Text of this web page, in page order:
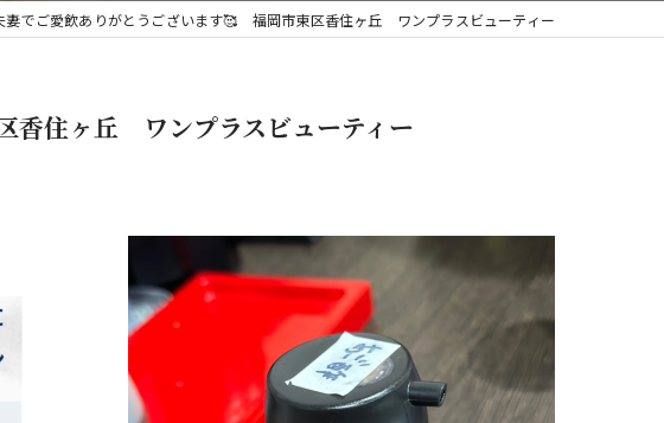
でご愛飲ありがとうございます🥰 福岡市東区香住ヶ丘 ワンプラスビューティー
香住ヶ丘 ワンプラスビューティー